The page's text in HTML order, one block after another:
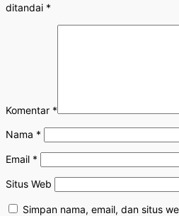
ditandai *
Komentar *
Nama *
Email *
Situs Web
Simpan nama, email, dan situs